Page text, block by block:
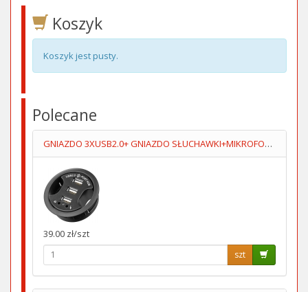
Koszyk
Koszyk jest pusty.
Polecane
GNIAZDO 3XUSB2.0+ GNIAZDO SŁUCHAWKI+MIKROFOPN 1.5M
39.00 zł/szt
szt